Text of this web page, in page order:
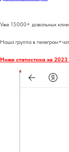
Уже 15000+ довольных
Наша группа в
Ниже статистика за 2023